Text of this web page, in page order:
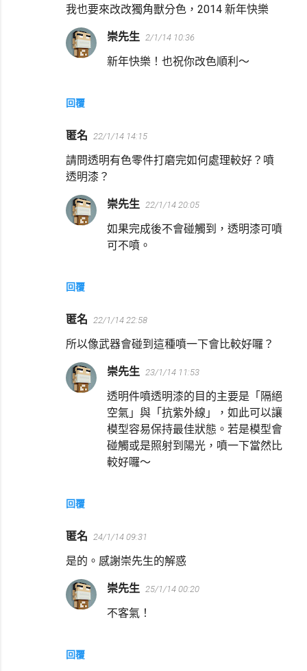
我也要來改改獨角獸分色，2014 新年快樂
回覆
崇先生 2/1/14 10:36
新年快樂！也祝你改色順利～
匿名 22/1/14 14:15
請問透明有色零件打磨完如何處理較好？噴
透明漆？
回覆
崇先生 22/1/14 20:05
如果完成後不會碰觸到，透明漆可噴
可不噴。
匿名 22/1/14 22:58
所以像武器會碰到這種噴一下會比較好囉？
回覆
崇先生 23/1/14 11:53
透明件噴透明漆的目的主要是「隔絕
空氣」與「抗紫外線」，如此可以讓
模型容易保持最佳狀態。若是模型會
碰觸或是照射到陽光，噴一下當然比
較好囉～
匿名 24/1/14 09:31
是的。感謝崇先生的解惑
回覆
崇先生 25/1/14 00:20
不客氣！